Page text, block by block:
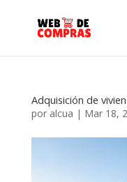
Adquisición de
por alcua | Mar 18,